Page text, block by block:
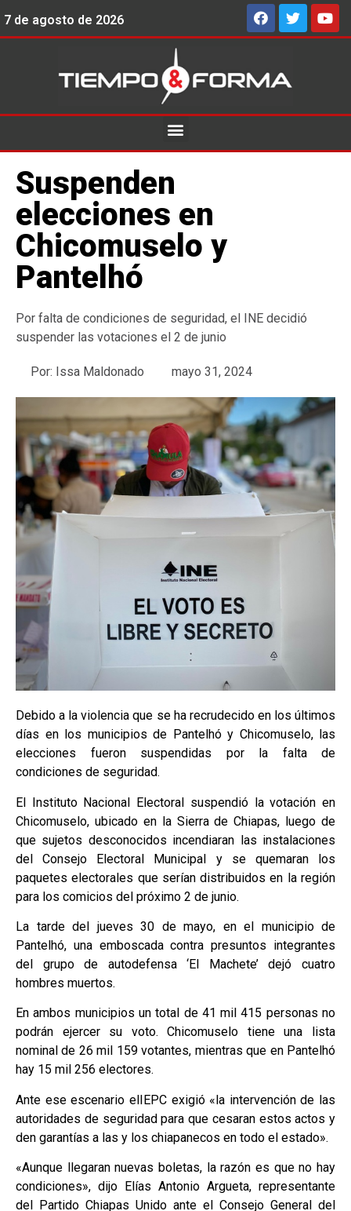
7 de agosto de 2026
Suspenden
elecciones en
Chicomuselo y
Pantelhó
Por falta de condiciones de seguridad, el INE decidió
suspender las votaciones el 2 de junio
Por: Issa Maldonado mayo 31, 2024
Debido a la violencia que se ha recrudecido en los últimos
días en los municipios de Pantelhó y Chicomuselo, las
elecciones fueron suspendidas por la falta de
condiciones de seguridad.
El Instituto Nacional Electoral suspendió la votación en
Chicomuselo, ubicado en la Sierra de Chiapas, luego de
que sujetos desconocidos incendiaran las instalaciones
del Consejo Electoral Municipal y se quemaran los
paquetes electorales que serían distribuidos en la región
para los comicios del próximo 2 de junio.
La tarde del jueves 30 de mayo, en el municipio de
Pantelhó, una emboscada contra presuntos integrantes
del grupo de autodefensa ‘El Machete’ dejó cuatro
hombres muertos.
En ambos municipios un total de 41 mil 415 personas no
podrán ejercer su voto. Chicomuselo tiene una lista
nominal de 26 mil 159 votantes, mientras que en Pantelhó
hay 15 mil 256 electores.
Ante ese escenario elIEPC exigió «la intervención de las
autoridades de seguridad para que cesaran estos actos y
den garantías a las y los chiapanecos en todo el estado».
«Aunque llegaran nuevas boletas, la razón es que no hay
condiciones», dijo Elías Antonio Argueta, representante
del Partido Chiapas Unido ante el Consejo General del